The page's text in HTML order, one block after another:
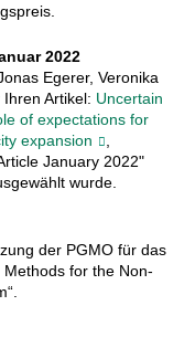
2022
Egerer, Veronika
Artikel: Uncertain
of expectations for
expansion
,
January 2022"
wurde.
der PGMO für das
for the Non-